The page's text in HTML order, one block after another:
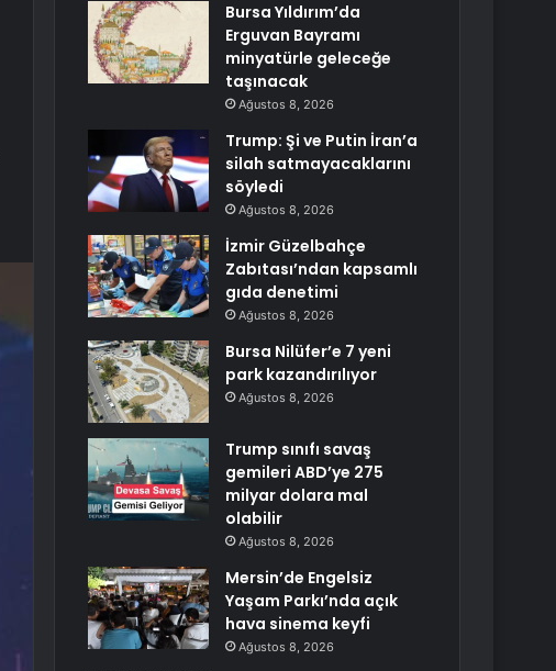
Bursa Yıldırım’da
Erguvan Bayramı
minyatürle geleceğe
taşınacak
Ağustos 8, 2026
Trump: Şi ve Putin İran’a
silah satmayacaklarını
söyledi
Ağustos 8, 2026
İzmir Güzelbahçe
Zabıtası’ndan kapsamlı
gıda denetimi
Ağustos 8, 2026
Bursa Nilüfer’e 7 yeni
park kazandırılıyor
Ağustos 8, 2026
Trump sınıfı savaş
gemileri ABD’ye 275
milyar dolara mal
olabilir
Ağustos 8, 2026
Mersin’de Engelsiz
Yaşam Parkı’nda açık
hava sinema keyfi
Ağustos 8, 2026